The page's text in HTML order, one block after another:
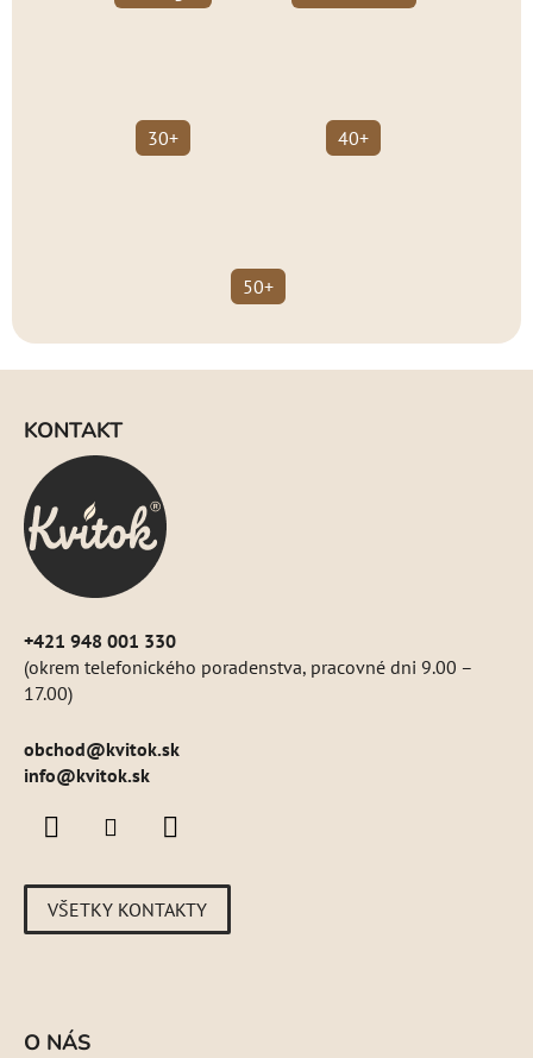
30+ 40+
50+
KONTAKT
+421 948 001 330
(okrem telefonického poradenstva, pracovné dni 9.00 –
17.00)
obchod@kvitok.sk
info@kvitok.sk
VŠETKY KONTAKTY
O NÁS